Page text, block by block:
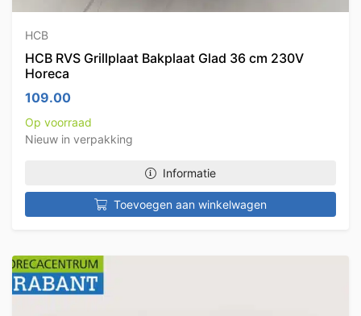
HCB
HCB RVS Grillplaat Bakplaat Glad 36 cm 230V
Horeca
109.00
Op voorraad
Nieuw in verpakking
Informatie
Toevoegen aan winkelwagen